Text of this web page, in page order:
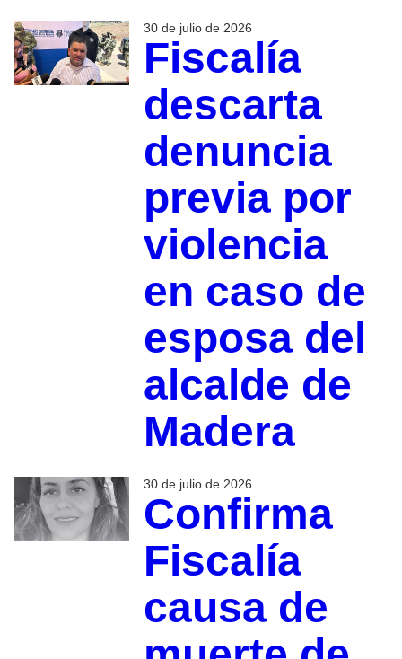
30 de julio de 2026
Fiscalía
descarta
denuncia
previa por
violencia
en caso de
esposa del
alcalde de
Madera
30 de julio de 2026
Confirma
Fiscalía
causa de